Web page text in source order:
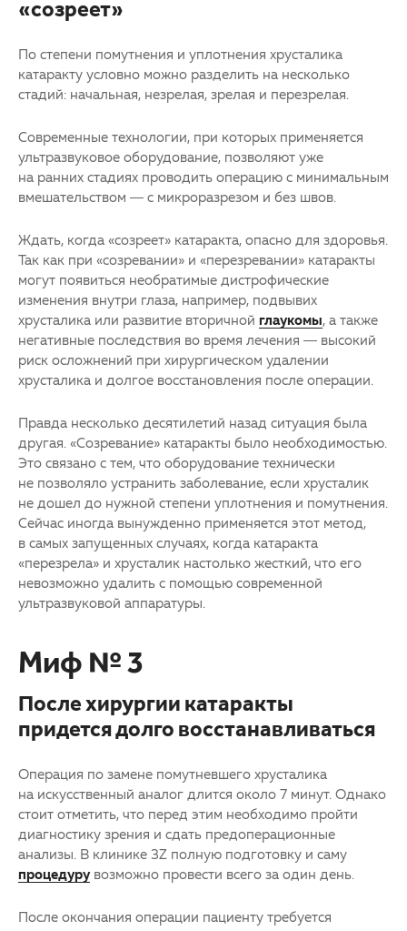
«созреет»
По степени помутнения и уплотнения хрусталика
катаракту условно можно разделить на несколько
стадий: начальная, незрелая, зрелая и перезрелая.
Современные технологии, при которых применяется
ультразвуковое оборудование, позволяют уже
на ранних стадиях проводить операцию с минимальным
вмешательством — с микроразрезом и без швов.
Ждать, когда «созреет» катаракта, опасно для здоровья.
Так как при «созревании» и «перезревании» катаракты
могут появиться необратимые дистрофические
изменения внутри глаза, например, подвывих
хрусталика или развитие вторичной глаукомы , а также
негативные последствия во время лечения — высокий
риск осложнений при хирургическом удалении
хрусталика и долгое восстановления после операции.
Правда несколько десятилетий назад ситуация была
другая. «Созревание» катаракты было необходимостью.
Это связано с тем, что оборудование технически
не позволяло устранить заболевание, если хрусталик
не дошел до нужной степени уплотнения и помутнения.
Сейчас иногда вынужденно применяется этот метод,
в самых запущенных случаях, когда катаракта
«перезрела» и хрусталик настолько жесткий, что его
невозможно удалить с помощью современной
ультразвуковой аппаратуры.
Миф № 3
После хирургии катаракты
придется долго восстанавливаться
Операция по замене помутневшего хрусталика
на искусственный аналог длится около 7 минут. Однако
стоит отметить, что перед этим необходимо пройти
диагностику зрения и сдать предоперационные
анализы. В клинике 3Z полную подготовку и саму
процедурувозможно провести всего за один день.
После окончания операции пациенту требуется